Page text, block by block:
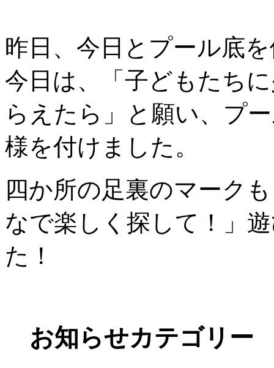
昨日、今日とプール底
今日は、「子どもたち
らえたら」と願い、プ
様を付けました。
四か所の足裏のマーク
なで楽しく探して！」
た！
お知らせカテゴリー